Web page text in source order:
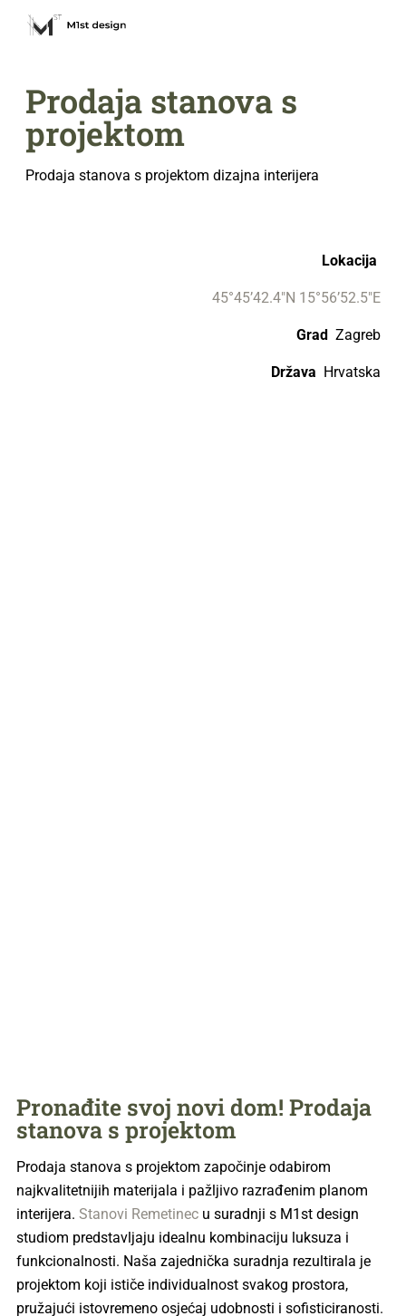
Prodaja stanova s
projektom
Prodaja stanova s projektom dizajna interijera
Lokacija
45°45’42.4″N 15°56’52.5″E
Grad Zagreb
Država Hrvatska
Pronađite svoj novi dom! Prodaja
stanova s projektom
Prodaja stanova s projektom započinje odabirom
najkvalitetnijih materijala i pažljivo razrađenim planom
interijera. Stanovi Remetinec u suradnji s M1st design
studiom predstavljaju idealnu kombinaciju luksuza i
funkcionalnosti. Naša zajednička suradnja rezultirala je
projektom koji ističe individualnost svakog prostora,
pružajući istovremeno osjećaj udobnosti i sofisticiranosti.